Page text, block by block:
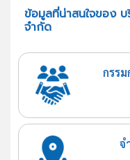
ข้อมูลที่น่าสนใจของ
จำกัด
กรร
จ